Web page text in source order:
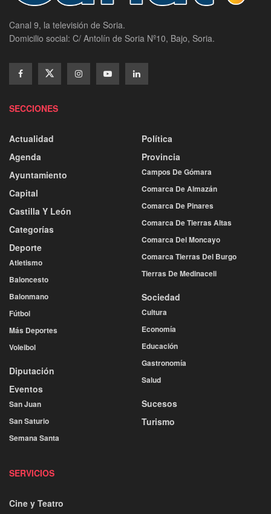
Canal 9, la televisión de Soria.
Domicilio social: C/ Antolín de Soria Nº10, Bajo, Soria.
SECCIONES
Actualidad
Agenda
Ayuntamiento
Capital
Castilla Y León
Categorías
Deporte
Atletismo
Baloncesto
Balonmano
Fútbol
Más Deportes
Voleibol
Diputación
Eventos
San Juan
San Saturio
Semana Santa
Política
Provincia
Campos De Gómara
Comarca De Almazán
Comarca De Pinares
Comarca De Tierras Altas
Comarca Del Moncayo
Comarca Tierras Del Burgo
Tierras De Medinaceli
Sociedad
Cultura
Economía
Educación
Gastronomía
Salud
Sucesos
Turismo
SERVICIOS
Cine y Teatro